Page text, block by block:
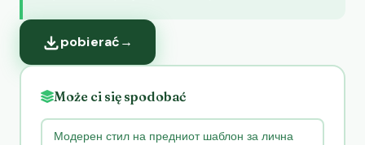
pobierać→
Może ci się spodobać
Модерен стил на предниот шаблон за лична